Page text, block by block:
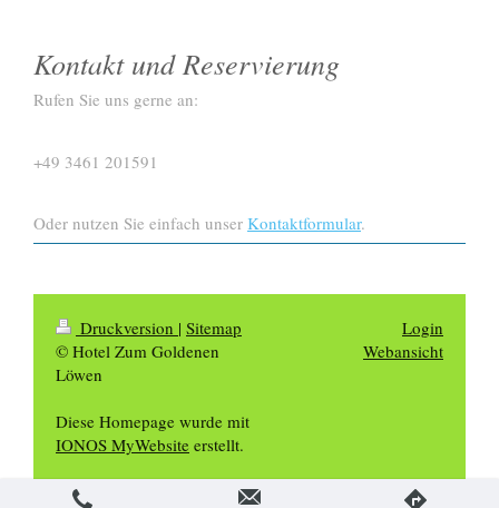
Kontakt und Reservierung
Rufen Sie uns gerne an:
+49 3461 201591
Oder nutzen Sie einfach unser Kontaktformular.
Druckversion | Sitemap
© Hotel Zum Goldenen
Löwen
Diese Homepage wurde mit
IONOS MyWebsite erstellt.
Login
Webansicht